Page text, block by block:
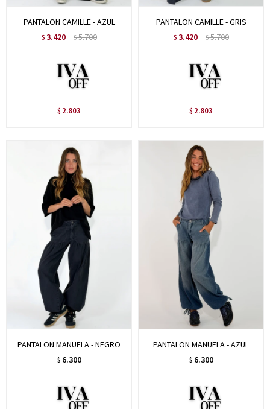
PANTALON CAMILLE - AZUL
$ 3.420 $5.700
$ 2.803
PANTALON CAMILLE - GRIS
$ 3.420 $5.700
$ 2.803
PANTALON MANUELA - NEGRO
$ 6.300
PANTALON MANUELA - AZUL
$ 6.300